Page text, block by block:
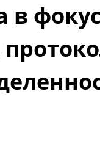
в